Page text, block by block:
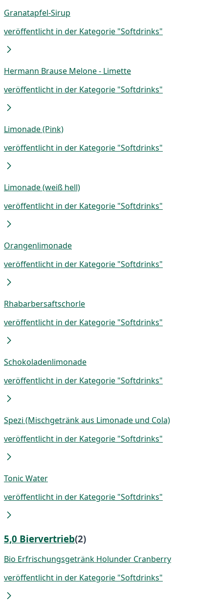
Granatapfel-Sirup
veröffentlicht in der Kategorie "Softdrinks"
Hermann Brause Melone - Limette
veröffentlicht in der Kategorie "Softdrinks"
Limonade (Pink)
veröffentlicht in der Kategorie "Softdrinks"
Limonade (weiß hell)
veröffentlicht in der Kategorie "Softdrinks"
Orangenlimonade
veröffentlicht in der Kategorie "Softdrinks"
Rhabarbersaftschorle
veröffentlicht in der Kategorie "Softdrinks"
Schokoladenlimonade
veröffentlicht in der Kategorie "Softdrinks"
Spezi (Mischgetränk aus Limonade und Cola)
veröffentlicht in der Kategorie "Softdrinks"
Tonic Water
veröffentlicht in der Kategorie "Softdrinks"
5,0 Biervertrieb(2)
Bio Erfrischungsgetränk Holunder Cranberry
veröffentlicht in der Kategorie "Softdrinks"